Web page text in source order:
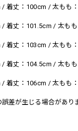
丈：100cm / 太もも
丈：101.5cm / 太もも
丈：103cm / 太もも
丈：104.5cm / 太もも
丈：106cm / 太もも
差が生じる場合があり